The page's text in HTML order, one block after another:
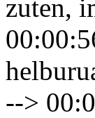
zuten,
-->